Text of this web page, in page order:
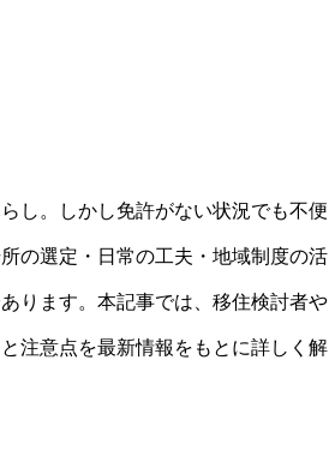
し。しかし免許がない状況でも不便
の選定・日常の工夫・地域制度の活
ります。本記事では、移住検討者や
注意点を最新情報をもとに詳しく解